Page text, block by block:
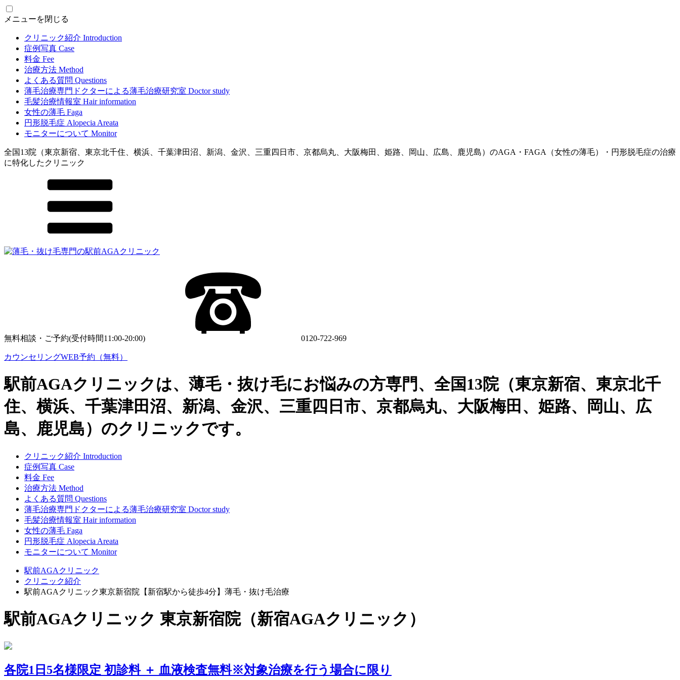
メニューを閉じる
クリニック紹介 Introduction
症例写真 Case
料金 Fee
治療方法 Method
よくある質問 Questions
薄毛治療専門ドクターによる薄毛治療研究室 Doctor study
毛髪治療情報室 Hair information
女性の薄毛 Faga
円形脱毛症 Alopecia Areata
モニターについて Monitor
全国13院（東京新宿、東京北千住、横浜、千葉津田沼、新潟、金沢、三重四日市、京都烏丸、大阪梅田、姫路、岡山、広島、鹿児島）のAGA・FAGA（女性の薄毛）・円形脱毛症の治療
に特化したクリニック
無料相談・ご予約(受付時間11:00-20:00) 0120-722-969
カウンセリングWEB予約（無料）
駅前AGAクリニックは、薄毛・抜け毛にお悩みの方専門、全国13院（東京新宿、東京北千
住、横浜、千葉津田沼、新潟、金沢、三重四日市、京都烏丸、大阪梅田、姫路、岡山、広
島、鹿児島）のクリニックです。
クリニック紹介 Introduction
症例写真 Case
料金 Fee
治療方法 Method
よくある質問 Questions
薄毛治療専門ドクターによる薄毛治療研究室 Doctor study
毛髪治療情報室 Hair information
女性の薄毛 Faga
円形脱毛症 Alopecia Areata
モニターについて Monitor
駅前AGAクリニック
クリニック紹介
駅前AGAクリニック東京新宿院【新宿駅から徒歩4分】薄毛・抜け毛治療
駅前AGAクリニック 東京新宿院（新宿AGAクリニック）
各院1日5名様限定 初診料 ＋ 血液検査無料※対象治療を行う場合に限り